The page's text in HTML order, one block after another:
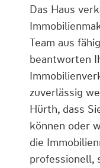
Das Haus
Team aus
beantworten
zuverlässig
Hürth, dass
können oder
die
professionell,